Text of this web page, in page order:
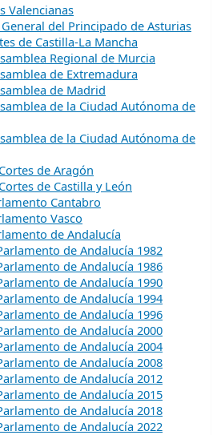
Valencianas
General del Principado de Asturias
de Castilla-La Mancha
Regional de Murcia
de Extremadura
de Madrid
de la Ciudad Autónoma de
de la Ciudad Autónoma de
de Aragón
de Castilla y León
Cantabro
Vasco
de Andalucía
de Andalucía 1982
de Andalucía 1986
de Andalucía 1990
de Andalucía 1994
de Andalucía 1996
de Andalucía 2000
de Andalucía 2004
de Andalucía 2008
de Andalucía 2012
de Andalucía 2015
de Andalucía 2018
de Andalucía 2022